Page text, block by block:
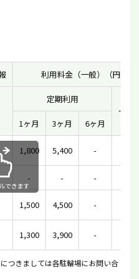
利用料金（一般）（円）
定期利用
一時
1ヶ月
3ヶ月 6ヶ月
1,800 5,400 -
- - -
1,500 4,500 -
1,300 3,900 -
できます
つきましては各駐輪場にお問い合